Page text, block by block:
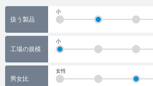
扱う製品
小
工場の規模
小
男女比
女性